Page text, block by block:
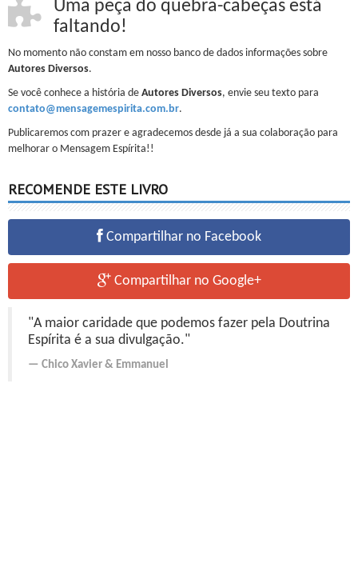
Uma peça do quebra-cabeças está
faltando!
No momento não constam em nosso banco de dados informações sobre
Autores Diversos.
Se você conhece a história de Autores Diversos, envie seu texto para
contato@mensagemespirita.com.br.
Publicaremos com prazer e agradecemos desde já a sua colaboração para
melhorar o Mensagem Espírita!!
RECOMENDE ESTE LIVRO
Compartilhar no Facebook
Compartilhar no Google+
"A maior caridade que podemos fazer pela Doutrina
Espírita é a sua divulgação."
Chico Xavier & Emmanuel